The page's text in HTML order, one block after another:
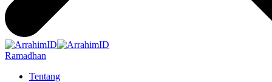
Ramadhan
Tentang